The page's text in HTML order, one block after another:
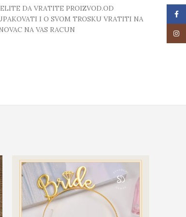
DA VRATITE PROIZVOD.OD
I O SVOM TROSKU VRATITI NA
NA VAS RACUN